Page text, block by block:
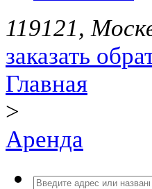
119121,
заказать
Главная
>
Аренда